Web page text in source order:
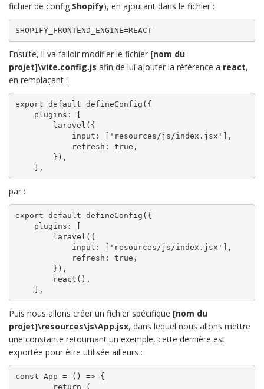
fichier de config Shopify), en ajoutant dans le fichier :
SHOPIFY_FRONTEND_ENGINE=REACT
Ensuite, il va falloir modifier le fichier [nom du
projet]\vite.config.js afin de lui ajouter la référence a react,
en remplaçant :
export default defineConfig({
par :
export default defineConfig({
Puis nous allons créer un fichier spécifique [nom du
projet]\resources\js\App.jsx, dans lequel nous allons mettre
une constante retournant un exemple, cette dernière est
exportée pour être utilisée ailleurs :
const App = () => {